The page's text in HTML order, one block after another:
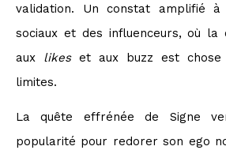
validation. Un constat amplifié à
sociaux et des influenceurs, où la
aux likeset aux buzz est chose
limites.
La quête effrénée de Signe
popularité pour redorer son ego